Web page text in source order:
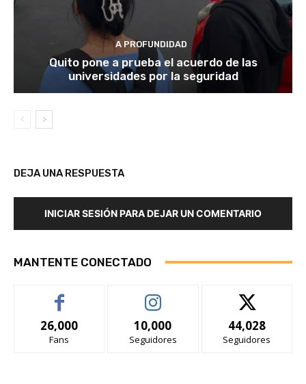
A PROFUNDIDAD
Quito pone a prueba el acuerdo de las
universidades por la seguridad
DEJA UNA RESPUESTA
INICIAR SESIÓN PARA DEJAR UN COMENTARIO
MANTENTE CONECTADO
26,000
Fans
10,000
Seguidores
44,028
Seguidores